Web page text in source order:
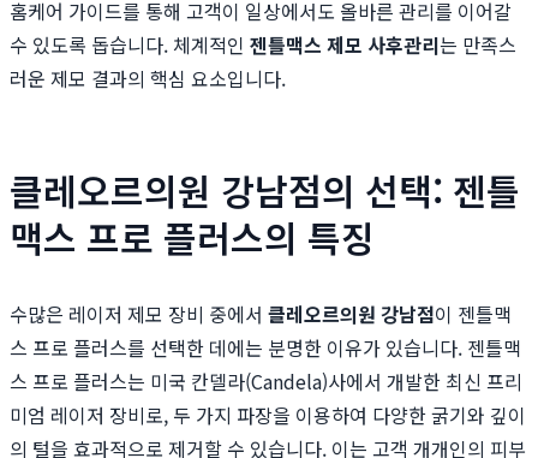
홈케어 가이드를 통해 고객이 일상에서도 올바른 관리를 이어갈
수 있도록 돕습니다. 체계적인 젠틀맥스 제모 사후관리는 만족스
러운 제모 결과의 핵심 요소입니다.
클레오르의원 강남점의 선택: 젠틀
맥스 프로 플러스의 특징
수많은 레이저 제모 장비 중에서 클레오르의원 강남점이 젠틀맥
스 프로 플러스를 선택한 데에는 분명한 이유가 있습니다. 젠틀맥
스 프로 플러스는 미국 칸델라(Candela)사에서 개발한 최신 프리
미엄 레이저 장비로, 두 가지 파장을 이용하여 다양한 굵기와 깊이
의 털을 효과적으로 제거할 수 있습니다. 이는 고객 개개인의 피부